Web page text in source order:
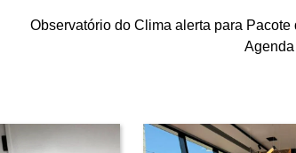
Observatório do Clima alerta para Pacote